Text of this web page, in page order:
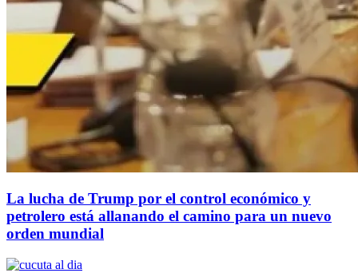
La lucha de Trump por el control económico y
petrolero está allanando el camino para un nuevo
orden mundial